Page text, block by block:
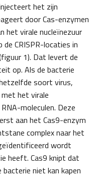
het zijn
door Cas-enzymen
het virale nucleïnezuur
CRISPR-locaties in
1). Dat levert de
op. Als de bacterie
soort virus,
het virale
moleculen. Deze
aan het Cas9-enzym
complex naar het
wordt
heeft. Cas9 knipt dat
niet kan kapen